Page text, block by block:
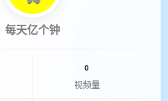
每天亿个钟
0
视频量